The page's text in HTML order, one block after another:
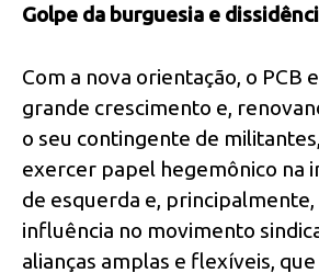
Golpe da burguesia e
Com a nova orientação, o PCB
grande crescimento e,
o seu contingente de
exercer papel hegemônico na
de esquerda e, principalmente,
influência no movimento
alianças amplas e flexíveis,